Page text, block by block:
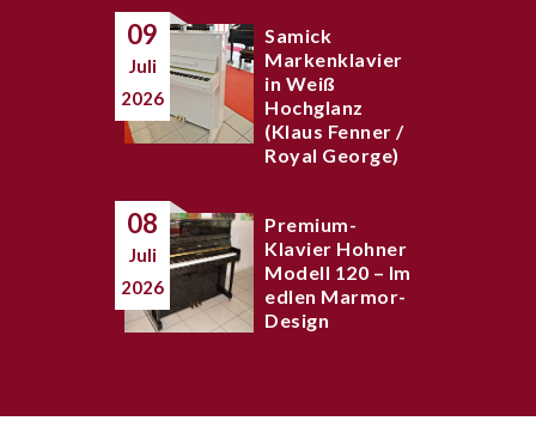
09
Juli
2026
Samick
Markenklavier
in Weiß
Hochglanz
(Klaus Fenner /
Royal George)
08
Juli
2026
Premium-
Klavier Hohner
Modell 120 – Im
edlen Marmor-
Design